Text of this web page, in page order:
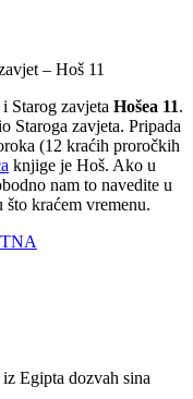
– Hoš 11
Starog zavjeta Hošea 11.
Staroga zavjeta. Pripada
(12 kraćih proročkih
knjige je Hoš. Ako u
nam to navedite u
kraćem vremenu.
Egipta dozvah sina